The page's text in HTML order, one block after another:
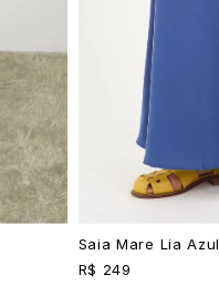
Saia Mare Lia Azul
R$ 249